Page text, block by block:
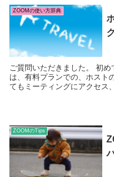
ZOOMの使い方辞典
ご質問いただきました。 初めて質問させて頂きます。 以前、zoomで
は、有料プランでの、ホスト
てもミーティングにアクセス
ZOOMのTips